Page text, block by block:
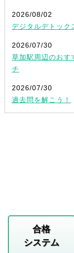
2026/08/02
デジタルデトック
2026/07/30
草加駅周辺のおす
チ
2026/07/30
過去問を解こう！
合格
システム